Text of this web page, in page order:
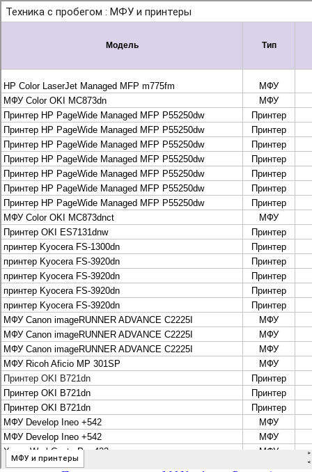
Рассчитать и заказать
Рассчитать и заказать
О компании
История Леком
Производители
Леком
Pantum
UTINET
G&G
ГК “Катюша”
Высокопроизводительные копиры DEVELOP
МФУ, копиры и принтеры KYOCERA
Принтеры и МФУ и факсы Brother
Плоттеры и МФУ Oce
Плоттеры и МФУ Oce
Цифровые системы Oce VarioPrint DP Line
МФУ, сканеры, плоттеры и принтеры Canon
Плоттеры Canon
Принтеры и МФУ Canon
Сканеры Canon
Распродажа картриджей Canon
МФУ, сканеры, плоттеры и принтеры HP
Принтеры и МФУ HP
Плоттеры hp
МФУ, копиры и принтеры OKI
МФУ, копиры и принтеры RICOH
Ремонт и продажа копировальных аппаратов
Infotec